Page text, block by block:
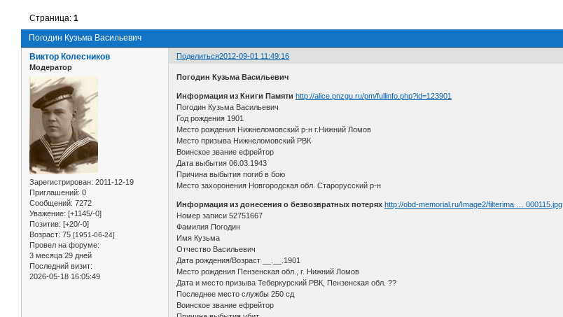
Погодин Кузьма Васильевич
Страница:1
Поделиться2012-09-01 11:49:16
Виктор Колесников
Модератор
Зарегистрирован: 2011-12-19
Приглашений: 0
Сообщений: 7272
Уважение: [+1145/-0]
Позитив: [+20/-0]
Возраст: 75 [1951-06-24]
Провел на форуме:
3 месяца 29 дней
Последний визит:
2026-05-18 16:05:49
Погодин Кузьма Васильевич
Информация из Книги Памятиhttp://alice.pnzgu.ru/pm/fullinfo.php?id=123901
Погодин Кузьма Васильевич
Год рождения 1901
Место рождения Нижнеломовский р-н г.Нижний Ломов
Место призыва Нижнеломовский РВК
Воинское звание ефрейтор
Дата выбытия 06.03.1943
Причина выбытия погиб в бою
Место захоронения Новгородская обл. Старорусский р-н
Информация из донесения о безвозвратных потерях http://obd-memorial.ru/Image2/filterima … 000115.jpg
Номер записи 52751667
Фамилия Погодин
Имя Кузьма
Отчество Васильевич
Дата рождения/Возраст __.__.1901
Место рождения Пензенская обл., г. Нижний Ломов
Дата и место призыва Теберкурский РВК, Пензенская обл. ??
Последнее место службы 250 сд
Воинское звание ефрейтор